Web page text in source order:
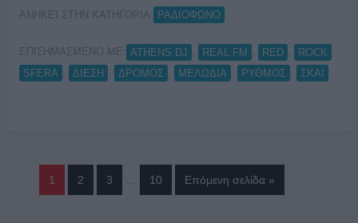
ΑΝΗΚΕΙ ΣΤΗΝ ΚΑΤΗΓΟΡΙΑ: ΡΑΔΙΟΦΩΝΟ
ΕΠΙΣΗΜΑΣΜΕΝΟ ΜΕ: ATHENS DJ REAL FM RED ROCK
SFERA
ΔΙΕΣΗ ΔΡΟΜΟΣ ΜΕΛΩΔΙΑ ΡΥΘΜΟΣ ΣΚΑΙ
1 2 3 … 10 Επόμενη σελίδα »